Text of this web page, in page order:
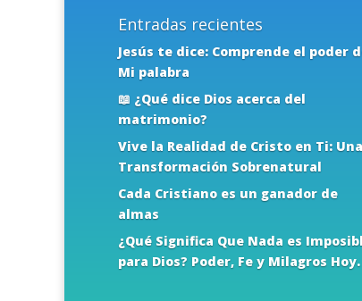
Entradas recientes
Jesús te dice: Comprende el poder
Mi palabra
📖 ¿Qué dice Dios acerca del
matrimonio?
Vive la Realidad de Cristo en Ti: Una
Transformación Sobrenatural
Cada Cristiano es un ganador de
almas
¿Qué Significa Que Nada es
para Dios? Poder, Fe y Milagros Hoy.